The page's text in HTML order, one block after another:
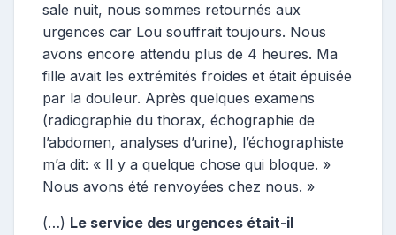
sale nuit, nous sommes retournés aux
urgences car Lou souffrait toujours. Nous
avons encore attendu plus de 4 heures. Ma
fille avait les extrémités froides et était épuisée
par la douleur. Après quelques examens
(radiographie du thorax, échographie de
l’abdomen, analyses d’urine), l’échographiste
m’a dit: « Il y a quelque chose qui bloque. »
Nous avons été renvoyées chez nous. »
(…) Le service des urgences était-il